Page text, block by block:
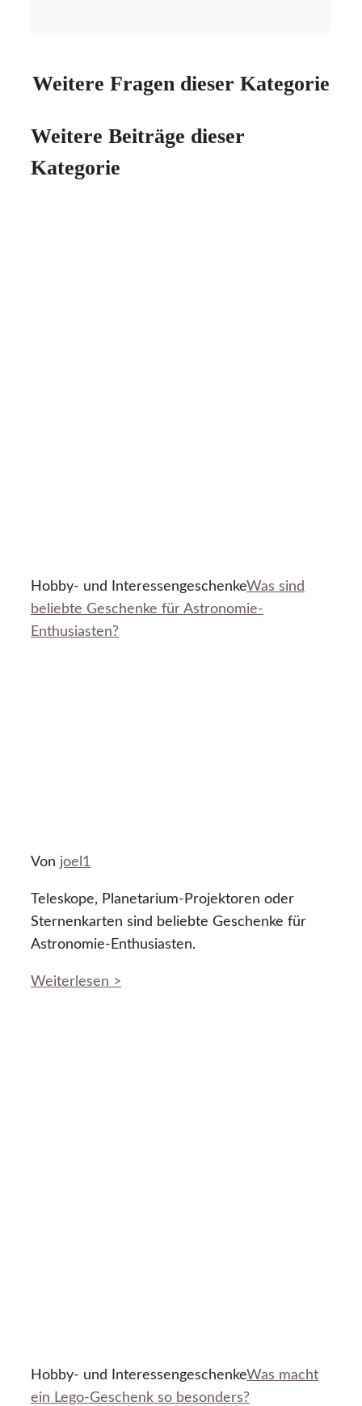
Weitere Fragen dieser Kategorie
Weitere Beiträge dieser
Kategorie
Hobby- und InteressengeschenkeWas sind
beliebte Geschenke für Astronomie-
Enthusiasten?
Von joel1
Teleskope, Planetarium-Projektoren oder
Sternenkarten sind beliebte Geschenke für
Astronomie-Enthusiasten.
Weiterlesen >
Hobby- und InteressengeschenkeWas macht
ein Lego-Geschenk so besonders?